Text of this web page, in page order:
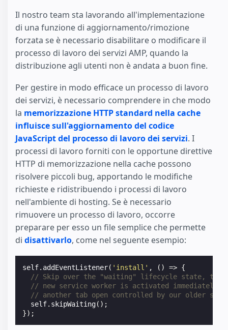
Il nostro team sta lavorando all'implementazione
di una funzione di aggiornamento/rimozione
forzata se è necessario disabilitare o modificare il
processo di lavoro dei servizi AMP, quando la
distribuzione agli utenti non è andata a buon fine.
Per gestire in modo efficace un processo di lavoro
dei servizi, è necessario comprendere in che modo
la memorizzazione HTTP standard nella cache
influisce sull'aggiornamento del codice
JavaScript del processo di lavoro dei servizi. I
processi di lavoro forniti con le opportune direttive
HTTP di memorizzazione nella cache possono
risolvere piccoli bug, apportando le modifiche
richieste e ridistribuendo i processi di lavoro
nell'ambiente di hosting. Se è necessario
rimuovere un processo di lavoro, occorre
preparare per esso un file semplice che permette
di disattivarlo, come nel seguente esempio:
self. addEventListener( 'install' , () => {
// Skip over the "waiting" lifecycle state, to
// new service worker is activated
// another tab open controlled by our older
self. skipWaiting();
});